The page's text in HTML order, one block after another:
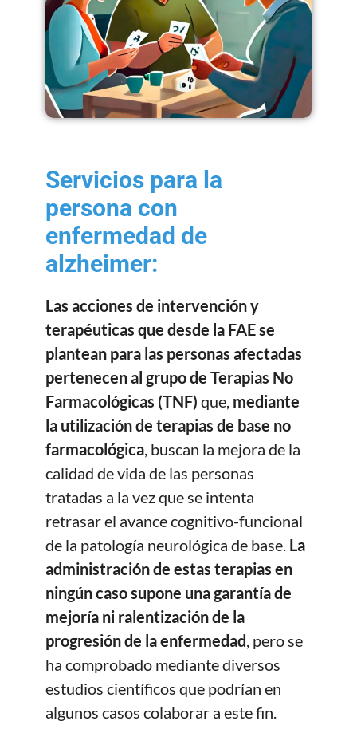
Servicios para la
persona con
enfermedad de
alzheimer:
Las acciones de intervención y
terapéuticas que desde la FAE se
plantean para las personas afectadas
pertenecen al grupo de Terapias No
Farmacológicas (TNF) que, mediante
la utilización de terapias de base no
farmacológica, buscan la mejora de la
calidad de vida de las personas
tratadas a la vez que se intenta
retrasar el avance cognitivo-funcional
de la patología neurológica de base. La
administración de estas terapias en
ningún caso supone una garantía de
mejoría ni ralentización de la
progresión de la enfermedad, pero se
ha comprobado mediante diversos
estudios científicos que podrían en
algunos casos colaborar a este fin.